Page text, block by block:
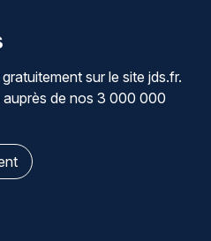
sur le site jds.fr.
de nos 3 000 000